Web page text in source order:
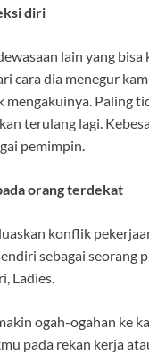
diri
lain yang
cara dia menegur
mengakuinya. Paling
terulang lagi.
pemimpin.
orang terdekat
konflik
sebagai seorang
Ladies.
ogah-ogahan ke
pada rekan kerja